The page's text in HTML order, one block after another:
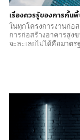
เรื่องควรรู้ของการกั้น
ในทุกโครงการงานก่อ
การก่อสร้างอาคารสูง
จะละเลยไม่ได้คือมาต